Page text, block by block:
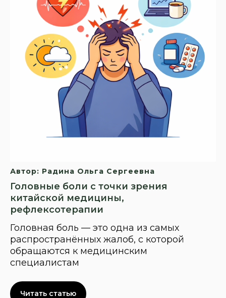
Автор: Радина Ольга Сергеевна
Головные боли с точки зрения
китайской медицины,
рефлексотерапии
Головная боль — это одна из самых
распространённых жалоб, с которой
обращаются к медицинским
специалистам
Читать статью